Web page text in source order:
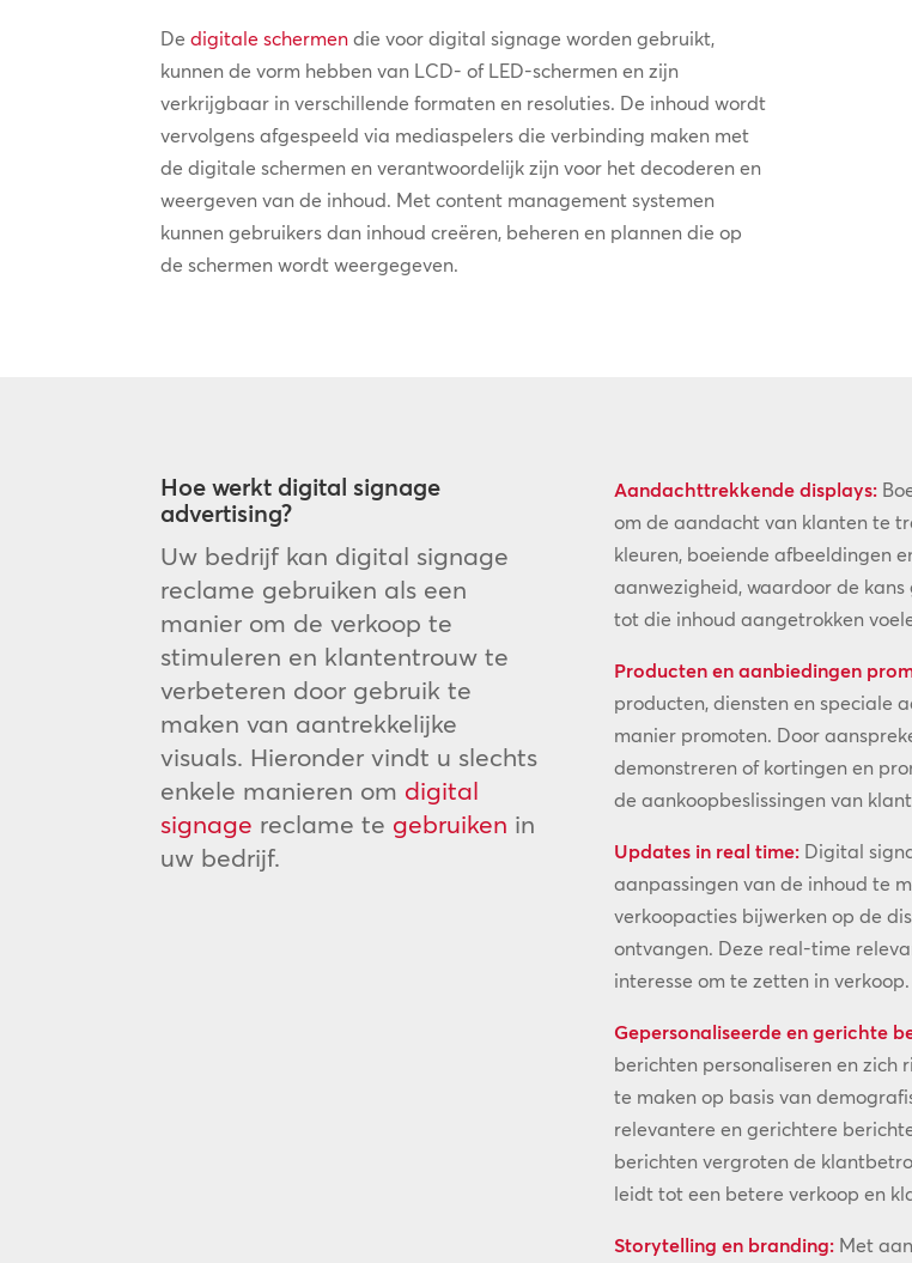
Dedigitale schermen die voor digital signage worden gebruikt,
kunnen de vorm hebben van LCD- of LED-schermen en zijn
verkrijgbaar in verschillende formaten en resoluties. De inhoud wordt
vervolgens afgespeeld via mediaspelers die verbinding maken met
de digitale schermen en verantwoordelijk zijn voor het decoderen en
weergeven van de inhoud. Met content management systemen
kunnen gebruikers dan inhoud creëren, beheren en plannen die op
de schermen wordt weergegeven.
Hoe werkt digital signage
advertising?
Uw bedrijf kan digital signage
reclame gebruiken als een
manier om de verkoop te
stimuleren en klantentrouw te
verbeteren door gebruik te
maken van aantrekkelijke
visuals. Hieronder vindt u slechts
enkele manieren om digital
signage reclame te gebruiken in
uw bedrijf.
Aandachttrekkende displays:
om de aandacht van klanten te
kleuren, boeiende afbeeldingen
aanwezigheid, waardoor de
tot die inhoud aangetrokken
Producten en aanbiedingen
producten, diensten en speciale
manier promoten. Door
demonstreren of kortingen en
de aankoopbeslissingen van
Updates in real time:Digital
aanpassingen van de inhoud te
verkoopacties bijwerken op de
ontvangen. Deze real-time
interesse om te zetten in verkoop.
Gepersonaliseerde en gerichte
berichten personaliseren en zich
te maken op basis van
relevantere en gerichtere
berichten vergroten de
leidt tot een betere verkoop en
Storytelling en branding:Met